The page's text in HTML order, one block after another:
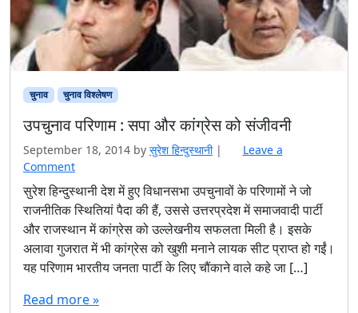
चुनाव चुनाव विश्‍लेषण
उपचुनाव परिणाम : सपा और कांग्रेस को संजीवनी
September 18, 2014 by सुरेश हिन्‍दुस्‍थानी |
Leave a
Comment
सुरेश हिन्दुस्थानी देश में हुए विधानसभा उपचुनावों के परिणामों ने जो
राजनीतिक स्थितियां पैदा की हैं, उससे उत्तरप्रदेश में समाजवादी पार्टी
और राजस्थान में कांग्रेस को उल्लेखनीय सफलता मिली है। इसके
अलावा गुजरात में भी कांग्रेस को खुशी मनाने लायक सीट प्राप्त हो गईं।
यह परिणाम भारतीय जनता पार्टी के लिए चौंकाने वाले कहे जा […]
Read more »